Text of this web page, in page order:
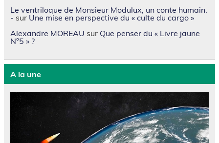
Le ventriloque de Monsieur Modulux, un conte humain.
- sur Une mise en perspective du « culte du cargo »
Alexandre MOREAU sur Que penser du « Livre jaune
N°5 » ?
A la une